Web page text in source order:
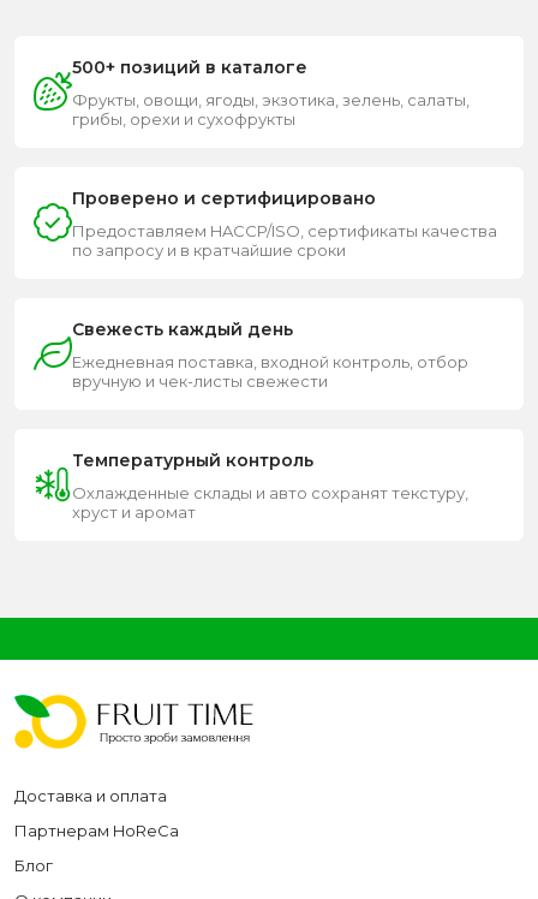
500+ позиций в каталоге
Фрукты, овощи, ягоды, экзотика, зелень, салаты,
грибы, орехи и сухофрукты
Проверено и сертифицировано
Предоставляем HACCP/ISO, сертификаты качества
по запросу и в кратчайшие сроки
Свежесть каждый день
Ежедневная поставка, входной контроль, отбор
вручную и чек-листы свежести
Температурный контроль
Охлажденные склады и авто сохранят текстуру,
хруст и аромат
Доставка и оплата
Партнерам HoReCa
Блог